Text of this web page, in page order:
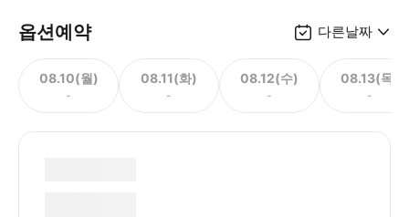
옵션예약 다른날짜
08.10(월)
-
08.11(화)
-
08.12(수)
-
08.13(목)
-